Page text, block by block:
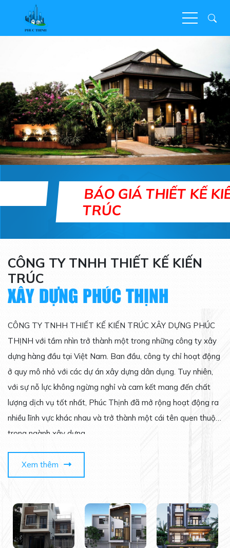
BÁO GIÁ THIẾT KẾ KIẾN
TRÚC
CÔNG TY TNHH THIẾT KẾ KIẾN
TRÚC
XÂY DỰNG PHÚC THỊNH
CÔNG TY TNHH THIẾT KẾ KIẾN TRÚC XÂY DỰNG PHÚC
THỊNH với tầm nhìn trở thành một trong những công ty xây
dựng hàng đầu tại Việt Nam. Ban đầu, công ty chỉ hoạt động
ở quy mô nhỏ với các dự án xây dựng dân dụng. Tuy nhiên,
với sự nỗ lực không ngừng nghỉ và cam kết mang đến chất
lượng dịch vụ tốt nhất, Phúc Thịnh đã mở rộng hoạt động ra
nhiều lĩnh vực khác nhau và trở thành một cái tên quen thuộc
trong ngành xây dựng.
Xem thêm